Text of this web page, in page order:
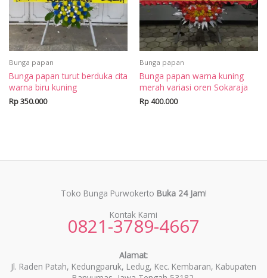
Bunga papan
Bunga papan turut berduka cita
warna biru kuning
Rp350.000
Bunga papan
Bunga papan warna kuning
merah variasi oren Sokaraja
Rp 400.000
Toko Bunga Purwokerto Buka 24 Jam!
Kontak Kami
0821-3789-4667
Alamat:
Jl. Raden Patah, Kedungparuk, Ledug, Kec. Kembaran, Kabupaten